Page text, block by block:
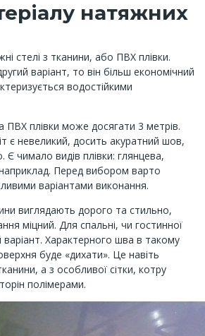
натяжних
стелі з тканини, або ПВХ плівки.
варіант, то він більш економічний
водостійкими
плівки може досягати 3 метрів.
є невеликий, досить акуратний шов,
чимало видів плівки: глянцева,
Перед вибором варто
варіантами виконання.
виглядають дорого та стильно,
міцний. Для спальні, чи гостинної
варіант. Характерного шва в такому
буде «дихати». Це навіть
а з особливої сітки, котру
полімерами.